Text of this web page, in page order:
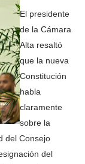
El presidente
de la Cámara
Alta resaltó
que la nueva
Constitución
habla
claramente
sobre la
del Consejo
del